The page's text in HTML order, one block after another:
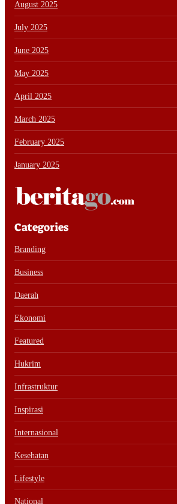
August 2025
July 2025
June 2025
May 2025
April 2025
March 2025
February 2025
January 2025
Categories
Branding
Business
Daerah
Ekonomi
Featured
Hukrim
Infrastruktur
Inspirasi
Internasional
Kesehatan
Lifestyle
National